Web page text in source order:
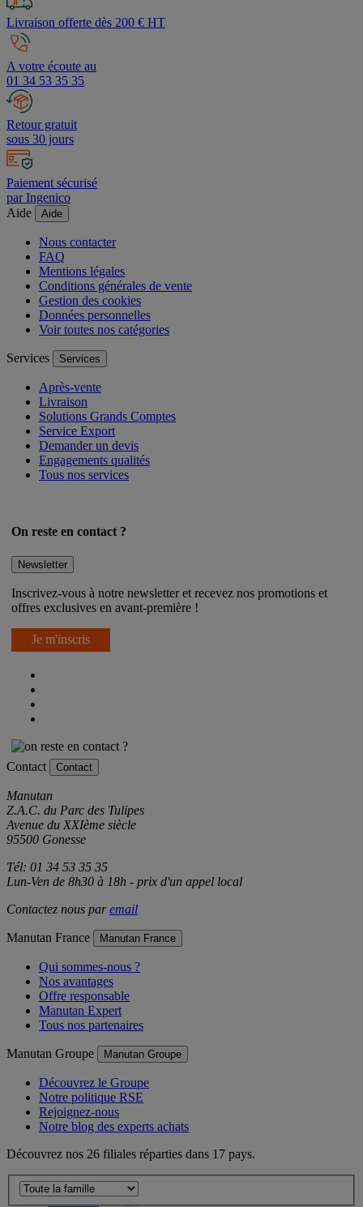
Livraison offerte dès 200 € HT
A votre écoute au
01 34 53 35 35
Retour gratuit
sous 30 jours
Paiement sécurisé
par Ingenico
Nous contacter
FAQ
Mentions légales
Conditions générales de vente
Gestion des cookies
Données personnelles
Après-vente
Livraison
Solutions Grands Comptes
Service Export
Demander un devis
Engagements qualités
Inscrivez-vous à notre newsletter et recevez nos promotions et
Je m'inscris
Manutan
Z.A.C. du Parc des Tulipes
Avenue du XXIème siècle
Tél: 01 34 53 35 35
Qui sommes-nous ?
Nos avantages
Offre responsable
Manutan Expert
Découvrez le Groupe
Notre politique RSE
Rejoignez-nous